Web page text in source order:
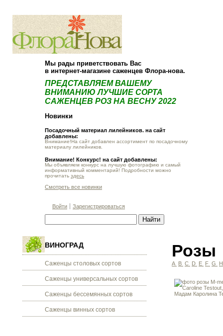
Мы рады приветствовать Вас
в интернет-магазине саженцев Флора-нова.
ПРЕДСТАВЛЯЕМ ВАШЕМУ
ВНИМАНИЮ ЛУЧШИЕ СОРТА
САЖЕНЦЕВ РОЗ НА ВЕСНУ 2022
Новинки
Посадочный материал лилейников. на сайт
добавлены:
Внимание!На сайт добавлен ассортимент по посадочному
материалу лилейников.
Внимание! Конкурс! на сайт добавлены:
Мы объявляем конкурс на лучшую фотографию и самый
информативный комментарий! Подробности можно
прочитать здесь
Смотреть все новинки
Войти Зарегистрироваться
ВИНОГРАД
Саженцы столовых сортов
Саженцы универсальных сортов
Саженцы бессемянных сортов
Саженцы винных сортов
Розы
A B C D E F G